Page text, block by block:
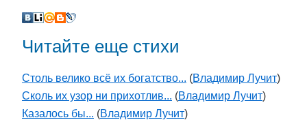
Читайте еще стихи
Столь велико всё их богатство... (Владимир Лучит)
Сколь их узор ни прихотлив... (Владимир Лучит)
Казалось бы... (Владимир Лучит)